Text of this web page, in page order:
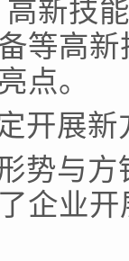
新技
等高
点。
展新
与方
企业